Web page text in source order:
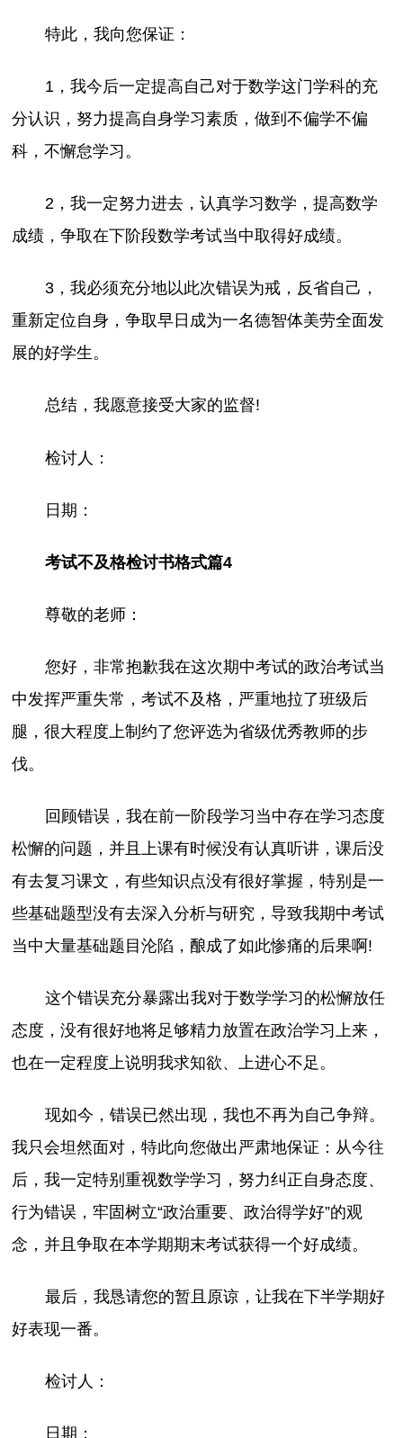
特此，我向您保证：
1，我今后一定提高自己对于数学这门学科的充
分认识，努力提高自身学习素质，做到不偏学不偏
科，不懈怠学习。
2，我一定努力进去，认真学习数学，提高数学
成绩，争取在下阶段数学考试当中取得好成绩。
3，我必须充分地以此次错误为戒，反省自己，
重新定位自身，争取早日成为一名德智体美劳全面发
展的好学生。
总结，我愿意接受大家的监督!
检讨人：
日期：
考试不及格检讨书格式篇4
尊敬的老师：
您好，非常抱歉我在这次期中考试的政治考试当
中发挥严重失常，考试不及格，严重地拉了班级后
腿，很大程度上制约了您评选为省级优秀教师的步
伐。
回顾错误，我在前一阶段学习当中存在学习态度
松懈的问题，并且上课有时候没有认真听讲，课后没
有去复习课文，有些知识点没有很好掌握，特别是一
些基础题型没有去深入分析与研究，导致我期中考试
当中大量基础题目沦陷，酿成了如此惨痛的后果啊!
这个错误充分暴露出我对于数学学习的松懈放任
态度，没有很好地将足够精力放置在政治学习上来，
也在一定程度上说明我求知欲、上进心不足。
现如今，错误已然出现，我也不再为自己争辩。
我只会坦然面对，特此向您做出严肃地保证：从今往
后，我一定特别重视数学学习，努力纠正自身态度、
行为错误，牢固树立“政治重要、政治得学好”的观
念，并且争取在本学期期末考试获得一个好成绩。
最后，我恳请您的暂且原谅，让我在下半学期好
好表现一番。
检讨人：
日期：